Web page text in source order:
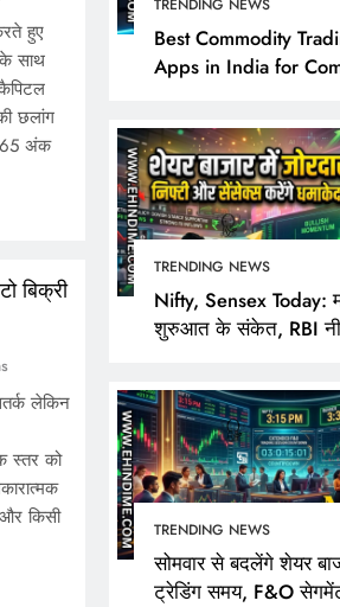
Best Commodity
Apps in India for
TRENDING NEWS
Nifty, Sensex Today:
शुरुआत के संकेत, RBI
TRENDING NEWS
सोमवार से बदलेंगे शेयर
ट्रेडिंग समय, F&O
हुए
साथ
छलांग
अंक
बिक्री
लेकिन
स्तर को
किसी
Best Commodity
Market Analysis
June 28, 2026